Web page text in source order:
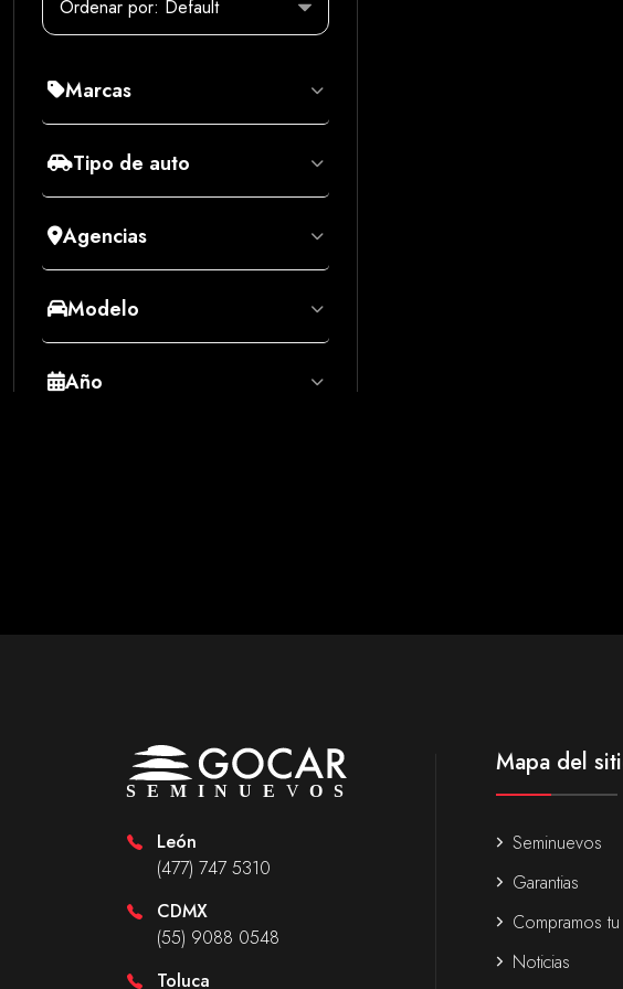
Marcas
Tipo de auto
Agencias
Modelo
Año
León
(477) 747 5310
CDMX
(55) 9088 0548
Toluca
Mapa del
Seminuevos
Garantias
Compramos
Noticias